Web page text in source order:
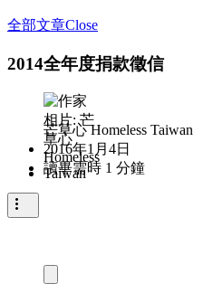
全部文章Close
2014全年度捐款徵信
芒草心 Homeless Taiwan
2016年1月4日
讀畢需時 1 分鐘